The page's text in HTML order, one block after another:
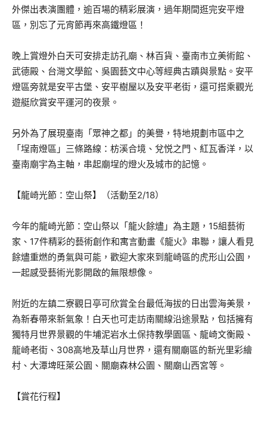
外傑出表演團體，逾百場的精彩展演，過年期間逛完安平燈
區，別忘了元宵節再來高鐵燈區！
晚上賞燈外白天可安排走訪孔廟、林百貨、臺南市立美術館、
武德殿、台灣文學館、吳園藝文中心等經典古蹟與景點。安平
燈區旁就是安平古堡、安平樹屋以及安平老街，還可搭乘觀光
遊艇欣賞安平運河的夜景。
另外為了展現臺南「眾神之都」的美譽，特地規劃市區中之
「埕南燈區」三條路線：枋溪合境、兌悦之門、紅瓦香洋，以
臺南廟宇為主軸，串起廟埕的燈火及城市的記憶。
【龍崎光節：空山祭】（活動至2/18）
今年的龍崎光節：空山祭以「龍火餘燼」為主題，15組藝術
家、17件精彩的藝術創作和寓言動畫《龍火》串聯，讓人看見
餘燼重燃的勇氣與可能，歡迎大家來到龍崎區的虎形山公園，
一起感受藝術光影開啟的無限想像。
附近的左鎮二寮觀日亭可欣賞全台最低海拔的日出雲海美景，
為新春帶來新氣象！白天也可走訪南關線沿途景點，包括擁有
獨特月世界景觀的牛埔泥岩水土保持教學園區、龍崎文衡殿、
龍崎老街、308高地及草山月世界，還有關廟區的新光里彩繪
村、大潭埤旺萊公園、關廟森林公園、關廟山西宮等。
【賞花行程】